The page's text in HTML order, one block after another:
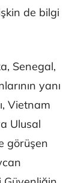
de bilgi
Senegal,
yanı
Vietnam
Ulusal
görüşen